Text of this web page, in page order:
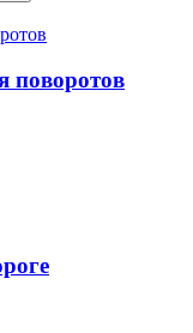
поворотов